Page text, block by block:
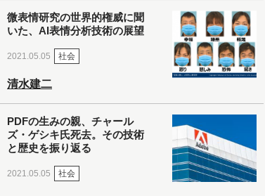
微表情研究の世界的権威に聞
いた、AI表情分析技術の展望
2021.05.05 社会
清水建二
PDFの生みの親、チャール
ズ・ゲシキ氏死去。その技術
と歴史を振り返る
2021.05.05 社会